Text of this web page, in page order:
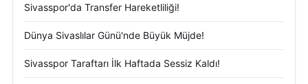
Sivasspor'da Transfer Hareketliliği!
Dünya Sivaslılar Günü'nde Büyük Müjde!
Sivasspor Taraftarı İlk Haftada Sessiz Kaldı!